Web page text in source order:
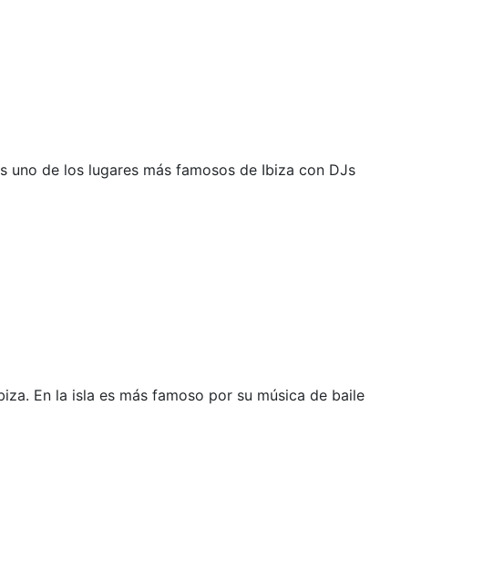
uno de los lugares más famosos de Ibiza con DJs
En la isla es más famoso por su música de baile